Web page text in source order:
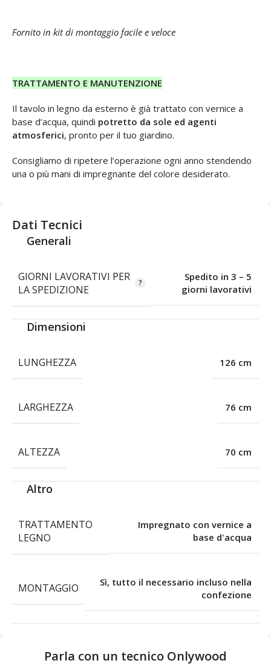
Fornito in kit di montaggio facile e veloce
TRATTAMENTO E MANUTENZIONE
Il tavolo in legno da esterno è già trattato con vernice a
base d’acqua, quindi potretto da sole ed agenti
atmosferici, pronto per il tuo giardino.
Consigliamo di ripetere l’operazione ogni anno stendendo
una o più mani di impregnante del colore desiderato.
Dati Tecnici
Generali
GIORNI LAVORATIVI PER
LA SPEDIZIONE
Spedito in 3 – 5
giorni lavorativi
Dimensioni
LUNGHEZZA 126 cm
LARGHEZZA 76 cm
ALTEZZA 70 cm
Altro
TRATTAMENTO
LEGNO
Impregnato con vernice a
base d'acqua
MONTAGGIO
Sì, tutto il necessario incluso nella
confezione
Parla con un tecnico Onlywood